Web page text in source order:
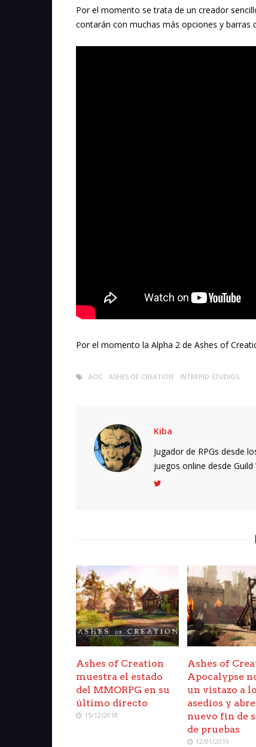
Por el momento se trata de un creador
contarán con muchas más opciones y barras
Por el momento la Alpha 2 de Ashes of
AOC ASHES OF CREATION INTREPID STUDIOS
Kiba
Jugador de RPGs desde
juegos online desde
Ashes of Creation
muestra el estado
del MMORPG en su
último directo
15/12/2018
Ashes of
Apocalypse
un vistazo a
asedios y
nuevo fin de
de pruebas
12/01/2019